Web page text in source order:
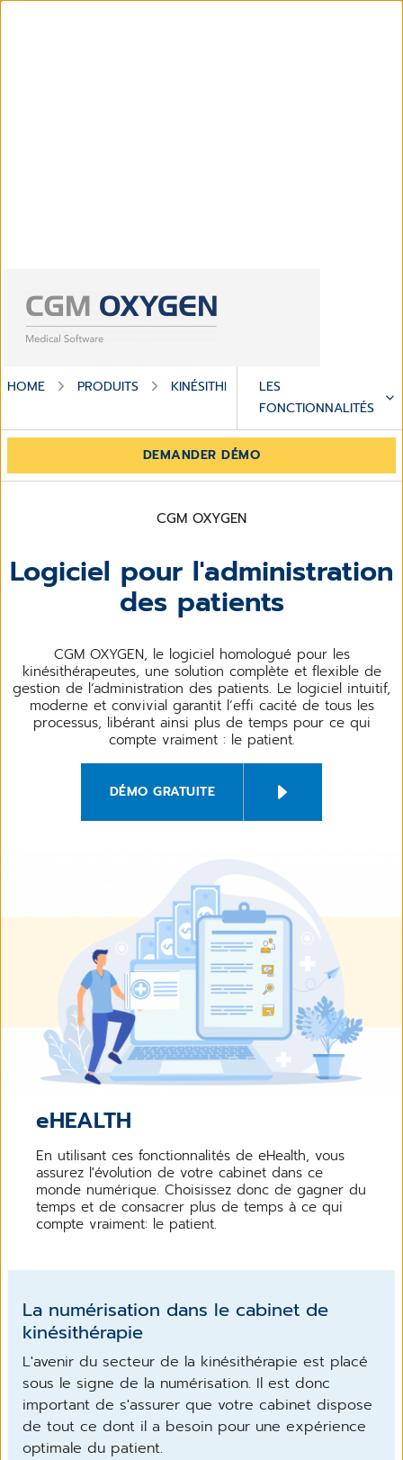
HOME PRODUITS KINÉSITHERAPIELES
FONCTIONNALITÉS
DEMANDER DÉMO
CGM OXYGEN
Logiciel pour l'administration
des patients
CGM OXYGEN, le logiciel homologué pour les
kinésithérapeutes, une solution complète et flexible de
gestion de l’administration des patients. Le logiciel intuitif,
moderne et convivial garantit l’effi cacité de tous les
processus, libérant ainsi plus de temps pour ce qui
compte vraiment : le patient.
DÉMO GRATUITE
eHEALTH
En utilisant ces fonctionnalités de eHealth, vous
assurez l'évolution de votre cabinet dans ce
monde numérique. Choisissez donc de gagner du
temps et de consacrer plus de temps à ce qui
compte vraiment: le patient.
La numérisation dans le cabinet de
kinésithérapie
L'avenir du secteur de la kinésithérapie est placé
sous le signe de la numérisation. Il est donc
important de s'assurer que votre cabinet dispose
de tout ce dont il a besoin pour une expérience
optimale du patient.